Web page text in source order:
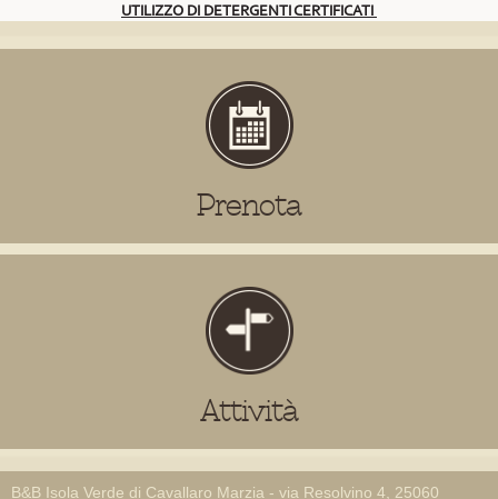
UTILIZZO DI DETERGENTI CERTIFICATI
Prenota
Attività
B&B Isola Verde di Cavallaro Marzia - via Resolvino 4, 25060